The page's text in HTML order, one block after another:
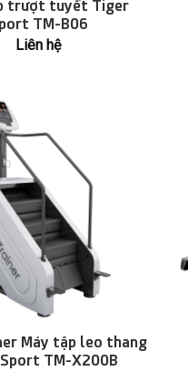
trượt tuyết Tiger
TM-B06
Liên hệ
Máy tập leo thang
TM-X200B